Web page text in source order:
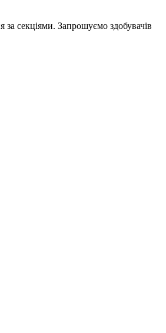
за секціями. Запрошуємо здобувачів